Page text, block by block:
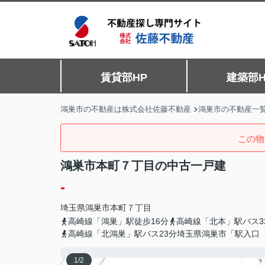
賃貸部HP 建築部
鴻巣市の不動産は株式会社佐藤不動産 鴻巣市の不動産一
この
鴻巣市本町７丁目の中古一戸建
-
埼玉県鴻巣市本町 ７丁目
高崎線「鴻巣」駅徒歩16分
高崎線「北本」駅バス
高崎線「北鴻巣」駅バス23分埼玉県鴻巣市「駅入口
1/2